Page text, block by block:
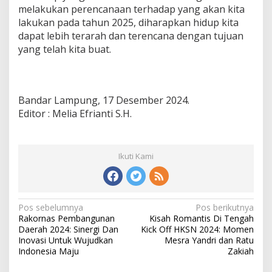
melakukan perencanaan terhadap yang akan kita
lakukan pada tahun 2025, diharapkan hidup kita
dapat lebih terarah dan terencana dengan tujuan
yang telah kita buat.
Bandar Lampung, 17 Desember 2024.
Editor : Melia Efrianti S.H.
Ikuti Kami
N
a
v
i
Pos sebelumnya
Rakornas Pembangunan
Daerah 2024: Sinergi Dan
Inovasi Untuk Wujudkan
Indonesia Maju
Pos berikutnya
Kisah Romantis Di Tengah
Kick Off HKSN 2024: Momen
Mesra Yandri dan Ratu
Zakiah